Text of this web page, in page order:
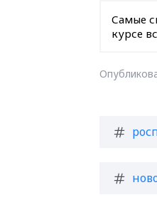
Самые
курсе